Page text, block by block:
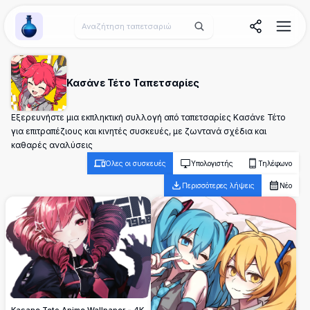
Wallpaper Alchemy
Κασάνε Τέτο Ταπετσαρίες
Εξερευνήστε μια εκπληκτική συλλογή από ταπετσαρίες Κασάνε Τέτο
για επιτραπέζιους και κινητές συσκευές, με ζωντανά σχέδια και
καθαρές αναλύσεις
Όλες οι συσκευές Υπολογιστής Τηλέφωνο
Περισσότερες λήψεις Νέο